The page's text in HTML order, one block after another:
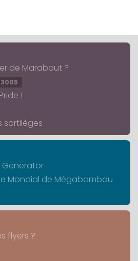
de Marabout ?
3005
!
sortilèges
Generator
Mondial de Mégabambou
flyers ?